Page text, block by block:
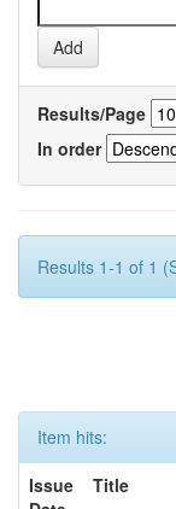
Results/Page
In order
Results 1-1 of 1
Item hits:
Issue
Title